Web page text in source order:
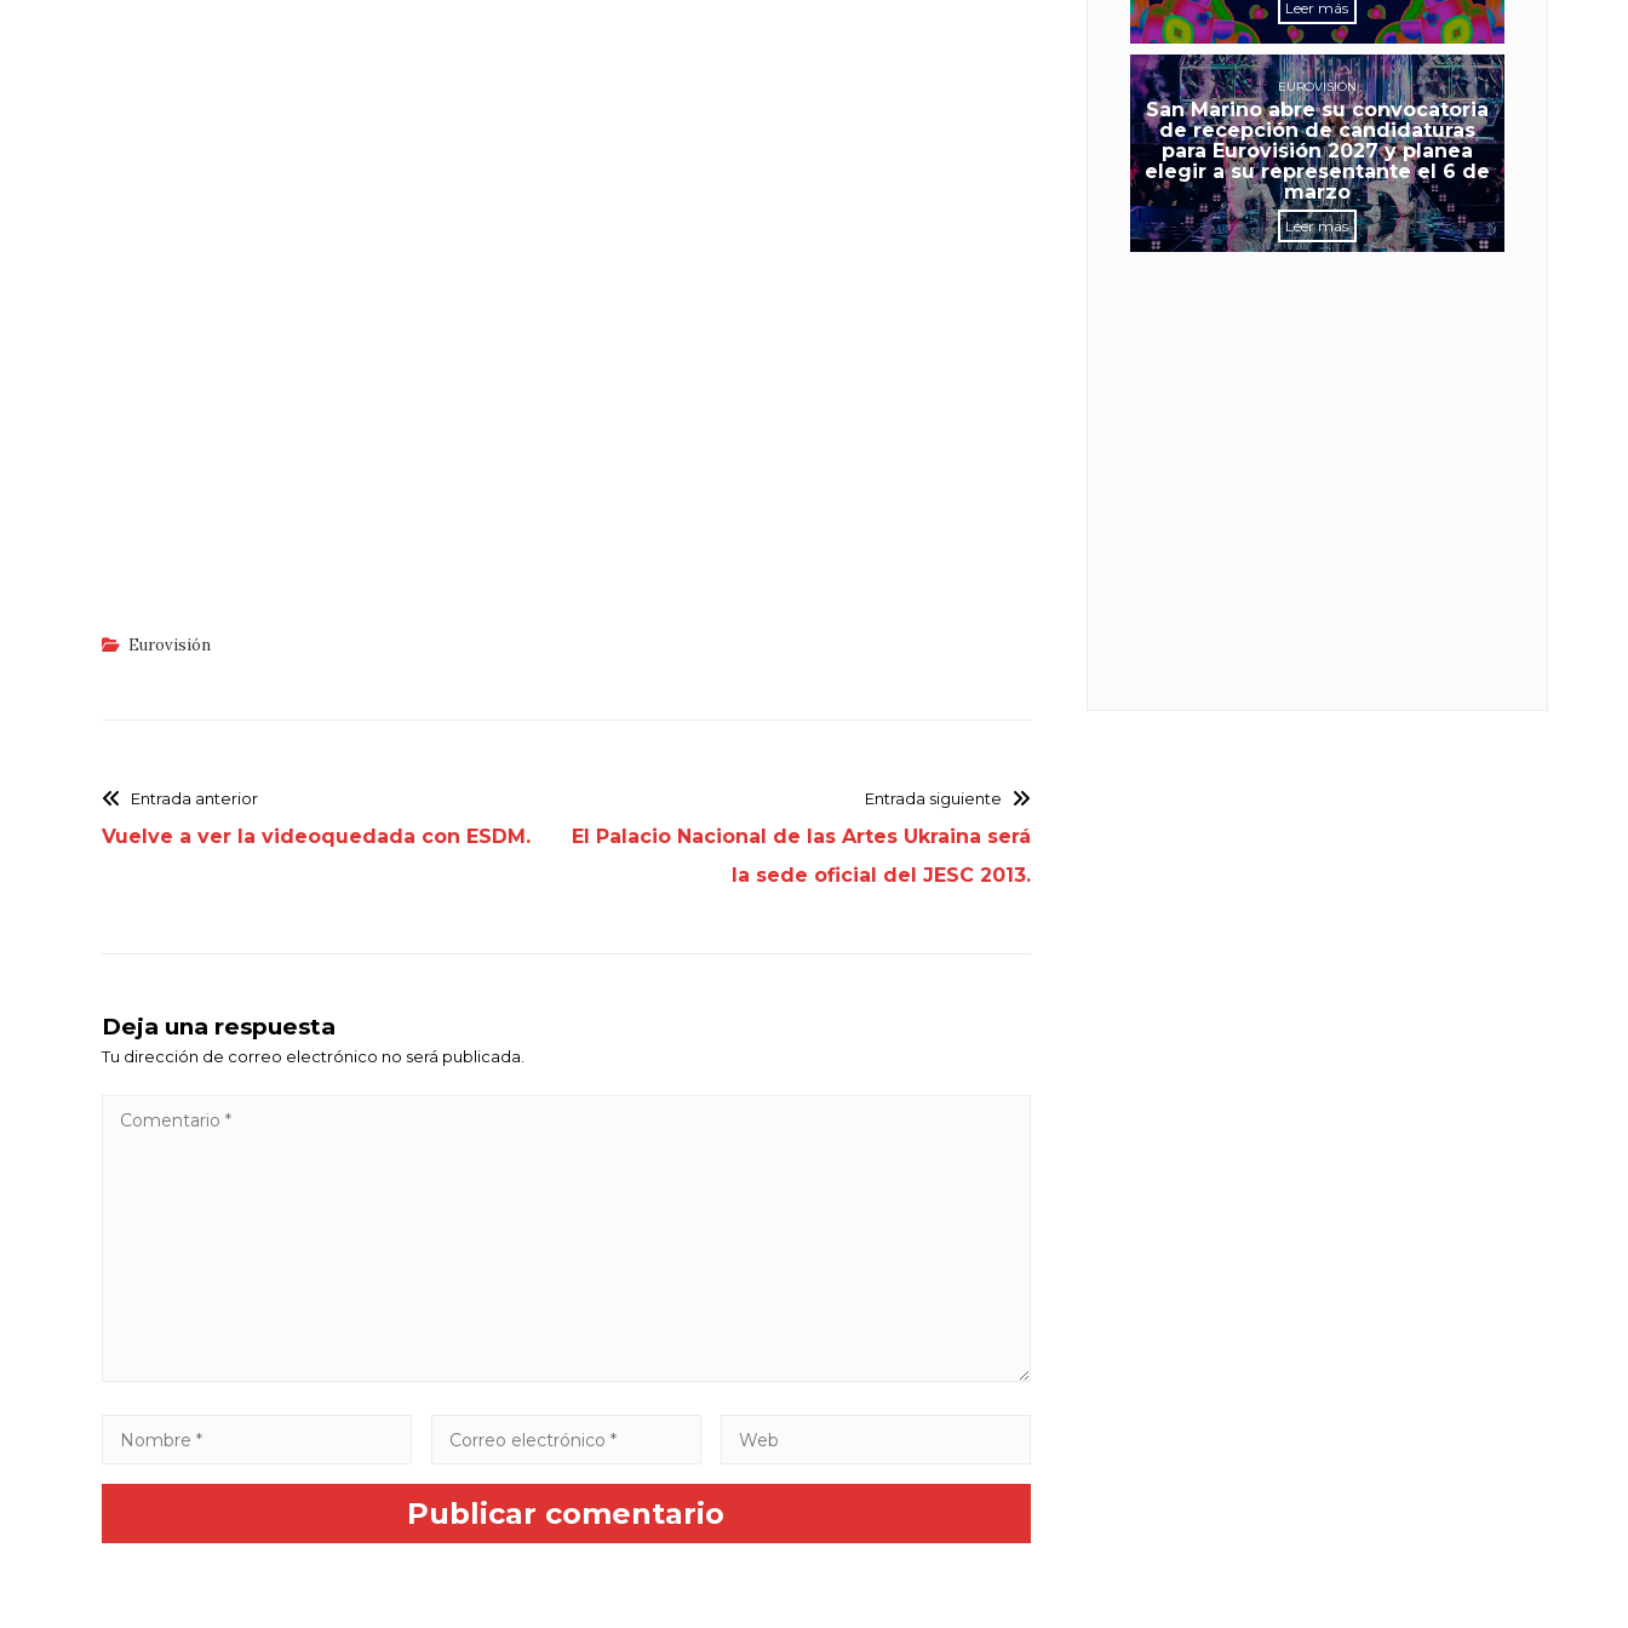
Eurovisión
Entrada anterior
Vuelve a ver la videoquedada con ESDM.
Entrada siguiente
El Palacio Nacional de las Artes Ukraina será
la sede oficial del JESC 2013.
Deja una respuesta
Tu dirección de correo electrónico no será publicada.
Leer más
EUROVISIÓN
San Marino abre su convocatoria
de recepción de candidaturas
para Eurovisión 2027 y planea
elegir a su representante el 6 de
marzo
Leer más